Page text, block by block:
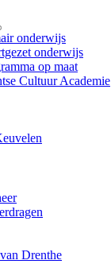
onderwijs
onderwijs
op maat
Cultuur Academie
Drenthe